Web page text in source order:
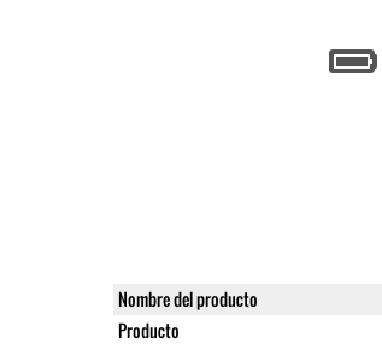
Nombre del producto
Producto